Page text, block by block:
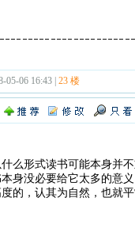
05-06 16:43 | 23 楼
么形式读书可能本身并
身没必要给它太多的意
的，认其为自然，也就